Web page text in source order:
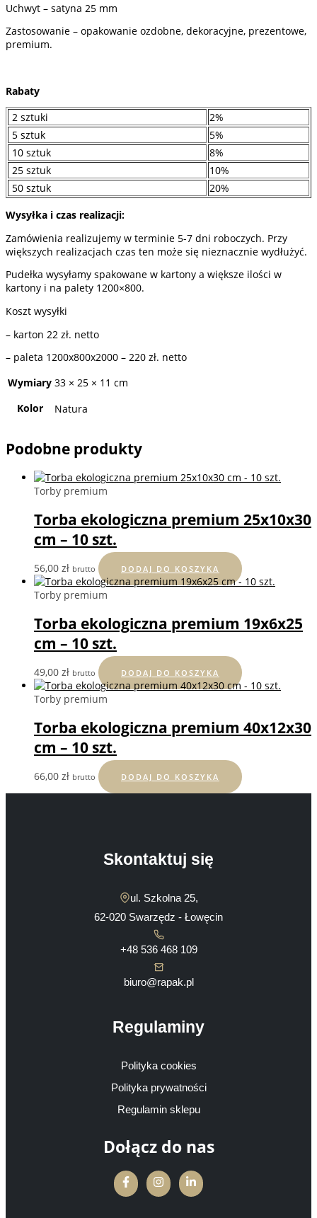
Uchwyt – satyna 25 mm
Zastosowanie – opakowanie ozdobne, dekoracyjne, prezentowe,
premium.
Rabaty
2 sztuki
2%
5 sztuk
5%
10 sztuk
8%
25 sztuk
10%
50 sztuk
20%
Wysyłka i czas realizacji:
Zamówienia realizujemy w terminie 5-7 dni roboczych. Przy
większych realizacjach czas ten może się nieznacznie wydłużyć.
Pudełka wysyłamy spakowane w kartony a większe ilości w
kartony i na palety 1200×800.
Koszt wysyłki
– karton 22 zł. netto
– paleta 1200x800x2000 – 220 zł. netto
Wymiary 33 × 25 × 11 cm
Kolor
Natura
Podobne produkty
Torby premium
Torba ekologiczna premium 25x10x30
cm – 10 szt.
56,00 zł brutto DODAJ DO KOSZYKA
Torby premium
Torba ekologiczna premium 19x6x25
cm – 10 szt.
49,00 zł brutto DODAJ DO KOSZYKA
Torby premium
Torba ekologiczna premium 40x12x30
cm – 10 szt.
66,00 zł brutto DODAJ DO KOSZYKA
Skontaktuj się
ul. Szkolna 25,
62-020 Swarzędz - Łowęcin
+48 536 468 109
biuro@rapak.pl
Regulaminy
Polityka cookies
Polityka prywatności
Regulamin sklepu
Dołącz do nas